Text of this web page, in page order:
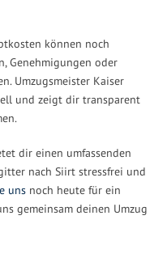
können noch
Genehmigungen oder
Umzugsmeister Kaiser
und zeigt dir transparent
dir einen umfassenden
nach Siirt stressfrei und
uns noch heute für ein
gemeinsam deinen Umzug